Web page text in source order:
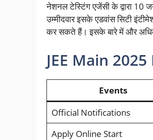
नेशनल टेस्टिंग एजेंसी के द्वारा 10
उम्मीदवार इसके एडवांस सिटी
कर सकते हैं। इसके बारे में और अधिक
JEE Main
Events
Official Notifications
Apply Online Start